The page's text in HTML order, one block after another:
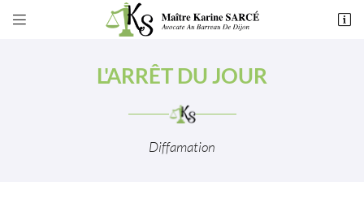
 
49 rue de Montchapet
03 80 55 50 54L'ARRÊT DU JOUR
Diffamation